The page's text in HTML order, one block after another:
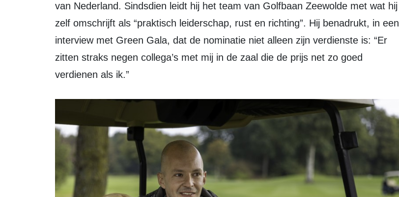
van Nederland. Sindsdien leidt hij het team van Golfbaan Zeewolde met wat hij
zelf omschrijft als “praktisch leiderschap, rust en richting”. Hij benadrukt, in een
interview met Green Gala, dat de nominatie niet alleen zijn verdienste is: “Er
zitten straks negen collega’s met mij in de zaal die de prijs net zo goed
verdienen als ik.”